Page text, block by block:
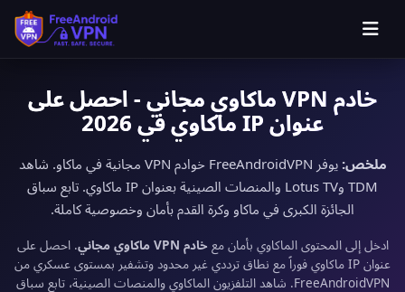
خادم VPN ماكاوي مجاني - احصل على
عنوان IP ماكاوي في 2026
ملخص:
يوفر FreeAndroidVPN خوادم VPN مجانية في ماكاو. شاهد
TDM وLotus TV والمنصات الصينية بعنوان IP ماكاوي. تابع سباق
الجائزة الكبرى في ماكاو وكرة القدم بأمان وخصوصية كاملة.
ادخل إلى المحتوى الماكاوي بأمان مع خادم VPN ماكاوي مجاني
. احصل على
عنوان IP ماكاوي فوراً مع نطاق ترددي غير محدود وتشفير بمستوى عسكري من
FreeAndroidVPN. شاهد التلفزيون الماكاوي والمنصات الصينية، تابع سباق